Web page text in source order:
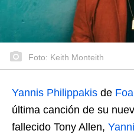
Foto: Keith Monteith
Yannis Philippakis de
última canción de su
fallecido Tony Allen,